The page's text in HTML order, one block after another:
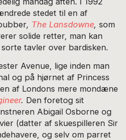
stedet til en af
, The Lansdowne,som
solide retter, man kan
tavler over bardisken.
Avenue, lige inden man
og på hjørnet af Princess
af Londons mere mondæne
. Den foretog sit
Abigail Osborne og
(datter af skuespilleren Sir
og selv om parret